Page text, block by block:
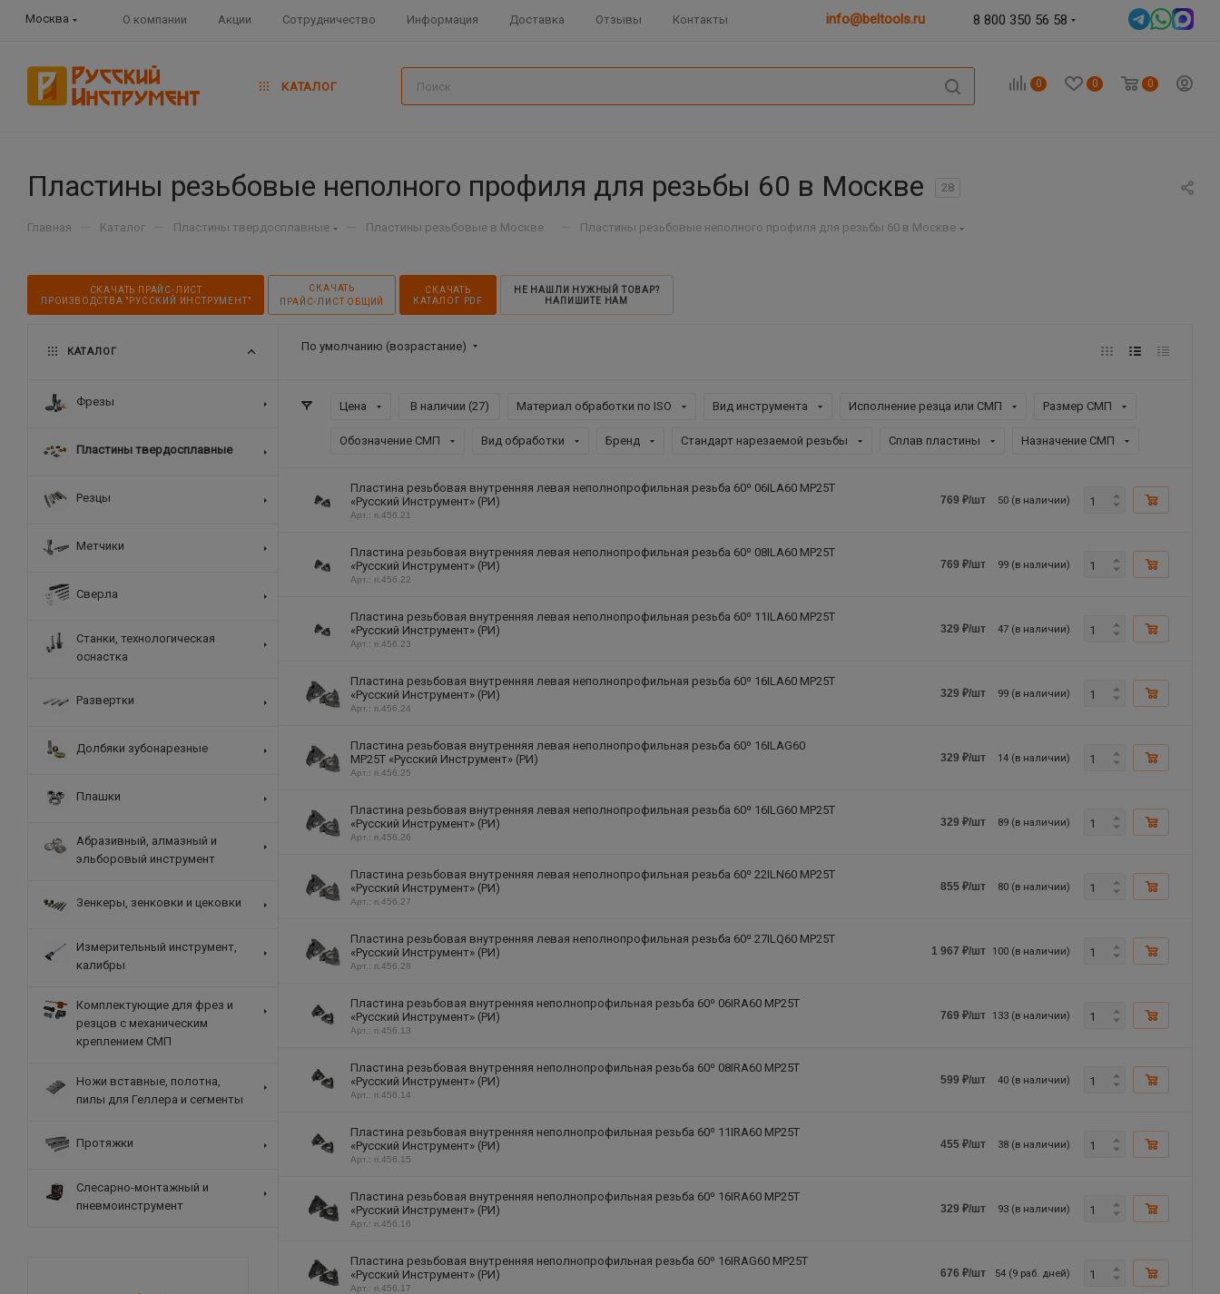
Москва О компании Акции Сотрудничество Информация Доставка Отзывы Контакты info@beltools.ru 8 800 350 56 58
КАТАЛОГ 0 0 0
Пластины резьбовые неполного профиля для резьбы 60 в Москве 28
Главная Каталог Пластины твердосплавные Пластины резьбовые в Москве Пластины резьбовые неполного профиля для резьбы 60 в Москве
СКАЧАТЬ ПРАЙС-ЛИСТ
ПРОИЗВОДСТВА "РУССКИЙ ИНСТРУМЕНТ"
СКАЧАТЬ
ПРАЙС-ЛИСТ ОБЩИЙ
СКАЧАТЬ
КАТАЛОГ PDF
НЕ НАШЛИ НУЖНЫЙ ТОВАР?
НАПИШИТЕ НАМ
По умолчанию (возрастание)
Цена В наличии (27) Материал обработки по ISO Вид инструмента Исполнение резца или СМП Размер СМП
Обозначение СМП Вид обработки Бренд Стандарт нарезаемой резьбы Сплав пластины Назначение СМП
Пластина резьбовая внутренняя левая неполнопрофильная резьба 60⁰ 06ILA60 MP25T
«Русский Инструмент» (РИ)
Арт.: ri.456.21
769 ₽/шт 50 (в наличии)
Пластина резьбовая внутренняя левая неполнопрофильная резьба 60⁰ 08ILA60 MP25T
«Русский Инструмент» (РИ)
Арт.: ri.456.22
769 ₽/шт 99 (в наличии)
Пластина резьбовая внутренняя левая неполнопрофильная резьба 60⁰ 11ILA60 MP25T
«Русский Инструмент» (РИ)
Арт.: ri.456.23
329 ₽/шт 47 (в наличии)
Пластина резьбовая внутренняя левая неполнопрофильная резьба 60⁰ 16ILA60 MP25T
«Русский Инструмент» (РИ)
Арт.: ri.456.24
329 ₽/шт 99 (в наличии)
Пластина резьбовая внутренняя левая неполнопрофильная резьба 60⁰ 16ILAG60
MP25T «Русский Инструмент» (РИ)
Арт.: ri.456.25
329 ₽/шт 14 (в наличии)
Пластина резьбовая внутренняя левая неполнопрофильная резьба 60⁰ 16ILG60 MP25T
«Русский Инструмент» (РИ)
Арт.: ri.456.26
329 ₽/шт 89 (в наличии)
Пластина резьбовая внутренняя левая неполнопрофильная резьба 60⁰ 22ILN60 MP25T
«Русский Инструмент» (РИ)
Арт.: ri.456.27
855 ₽/шт 80 (в наличии)
Пластина резьбовая внутренняя левая неполнопрофильная резьба 60⁰ 27ILQ60 MP25T
«Русский Инструмент» (РИ)
Арт.: ri.456.28
1 967 ₽/шт 100 (в наличии)
Пластина резьбовая внутренняя неполнопрофильная резьба 60⁰ 06IRA60 MP25T
«Русский Инструмент» (РИ)
Арт.: ri.456.13
769 ₽/шт 133 (в наличии)
Пластина резьбовая внутренняя неполнопрофильная резьба 60⁰ 08IRA60 MP25T
«Русский Инструмент» (РИ)
Арт.: ri.456.14
599 ₽/шт 40 (в наличии)
Пластина резьбовая внутренняя неполнопрофильная резьба 60⁰ 11IRA60 MP25T
«Русский Инструмент» (РИ)
Арт.: ri.456.15
455 ₽/шт 38 (в наличии)
Пластина резьбовая внутренняя неполнопрофильная резьба 60⁰ 16IRA60 MP25T
«Русский Инструмент» (РИ)
Арт.: ri.456.16
329 ₽/шт 93 (в наличии)
Пластина резьбовая внутренняя неполнопрофильная резьба 60⁰ 16IRAG60 MP25T
«Русский Инструмент» (РИ)
Арт.: ri.456.17
676 ₽/шт 54 (9 раб. дней)
КАТАЛОГ
Фрезы
Пластины твердосплавные
Резцы
Метчики
Сверла
Станки, технологическая
оснастка
Развертки
Долбяки зубонарезные
Плашки
Абразивный, алмазный и
эльборовый инструмент
Зенкеры, зенковки и цековки
Измерительный инструмент,
калибры
Комплектующие для фрез и
резцов с механическим
креплением СМП
Ножи вставные, полотна,
пилы для Геллера и сегменты
Протяжки
Слесарно-монтажный и
пневмоинструмент